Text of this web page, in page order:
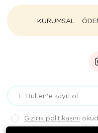
KURUMSAL
Gizlilik politikasını